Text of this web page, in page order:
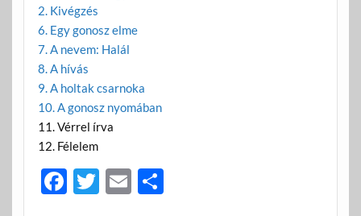
2. Kivégzés
6. Egy gonosz elme
7. A nevem: Halál
8. A hívás
9. A holtak csarnoka
10. A gonosz nyomában
11. Vérrel írva
12. Félelem
F T E O